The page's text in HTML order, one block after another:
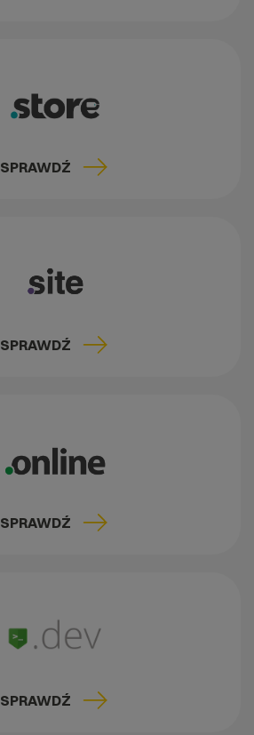
SPRAWDŹ
SPRAWDŹ
SPRAWDŹ
SPRAWDŹ